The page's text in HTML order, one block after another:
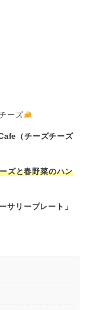
ーズ
（チーズチーズ
ズと春野菜のハン
サリープレート」